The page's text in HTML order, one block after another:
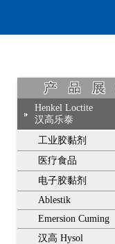
Henkel Loctite
汉高乐泰
工业胶黏剂
医疗食品
电子胶黏剂
Ablestik
Emersion Cuming
汉高 Hysol